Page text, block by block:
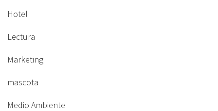
Hotel
Lectura
Marketing
mascota
Medio Ambiente